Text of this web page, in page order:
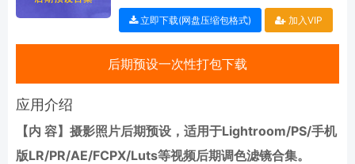
立即下载(网盘压缩包格式) 加入VIP
后期预设一次性打包下载
应用介绍
【内 容】摄影照片后期预设，适用于Lightroom/PS/手机
版LR/PR/AE/FCPX/Luts等视频后期调色滤镜合集。